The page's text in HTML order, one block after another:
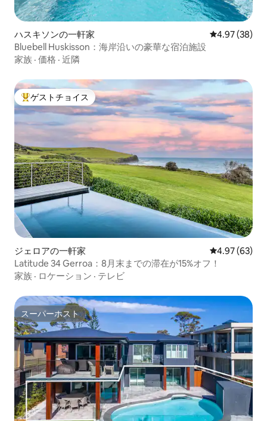
ハスキソンの一軒家 レビュー38
4.97 (38)
Bluebell Huskisson：海岸沿いの豪華な宿泊施設
家族 · 価格 · 近隣
大好評のゲストチョイスです。
ゲストチョイス
ジェロアの一軒家 レビュー63
4.97 (63)
Latitude 34 Gerroa：8月末までの滞在が15%オフ！
家族 · ロケーション · テレビ
スーパーホスト
スーパーホスト